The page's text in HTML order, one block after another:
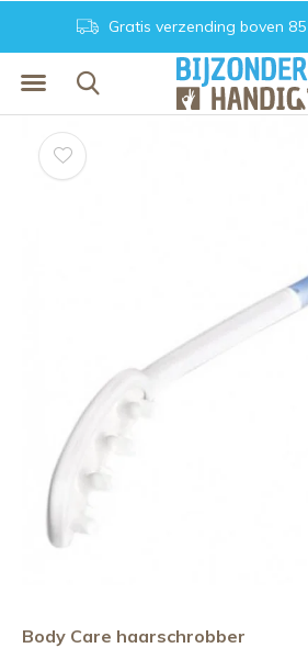
Gratis verzending boven
Body Care haarschrobber